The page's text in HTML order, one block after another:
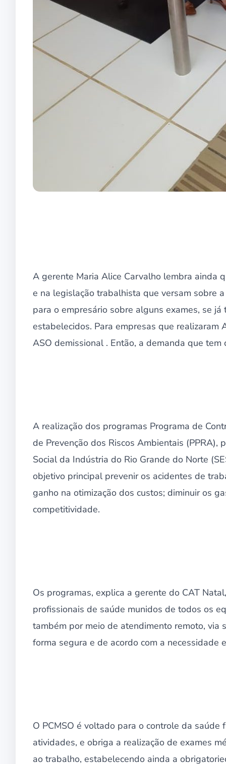
A gerente Maria Alice Carvalho lembra ainda
e na legislação trabalhista que versam sobre
para o empresário sobre alguns exames, se
estabelecidos. Para empresas que realizaram
ASO demissional . Então, a demanda que tem
A realização dos programas Programa de
de Prevenção dos Riscos Ambientais
Social da Indústria do Rio Grande do Norte
objetivo principal prevenir os acidentes de
ganho na otimização dos custos; diminuir os
competitividade.
Os programas, explica a gerente do CAT
profissionais de saúde munidos de todos os
também por meio de atendimento remoto, via
forma segura e de acordo com a necessidade
O PCMSO é voltado para o controle da
atividades, e obriga a realização de exames
ao trabalho, estabelecendo ainda a